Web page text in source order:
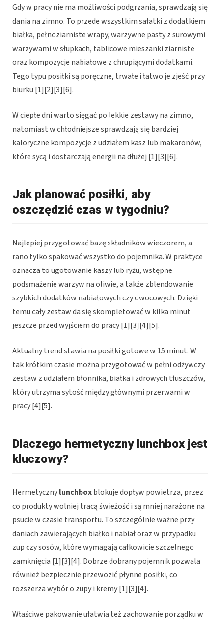
Gdy w pracy nie ma możliwości podgrzania, sprawdzają się
dania na zimno. To przede wszystkim sałatki z dodatkiem
białka, pełnoziarniste wrapy, warzywne pasty z surowymi
warzywami w słupkach, tablicowe mieszanki ziarniste
oraz kompozycje nabiałowe z chrupiącymi dodatkami.
Tego typu posiłki są poręczne, trwałe i łatwo je zjeść przy
biurku [1][2][3][6].
W ciepłe dni warto sięgać po lekkie zestawy na zimno,
natomiast w chłodniejsze sprawdzają się bardziej
kaloryczne kompozycje z udziałem kasz lub makaronów,
które sycą i dostarczają energii na dłużej [1][3][6].
Jak planować posiłki, aby
oszczędzić czas w tygodniu?
Najlepiej przygotować bazę składników wieczorem, a
rano tylko spakować wszystko do pojemnika. W praktyce
oznacza to ugotowanie kaszy lub ryżu, wstępne
podsmażenie warzyw na oliwie, a także zblendowanie
szybkich dodatków nabiałowych czy owocowych. Dzięki
temu cały zestaw da się skompletować w kilka minut
jeszcze przed wyjściem do pracy [1][3][4][5].
Aktualny trend stawia na posiłki gotowe w 15 minut. W
tak krótkim czasie można przygotować w pełni odżywczy
zestaw z udziałem błonnika, białka i zdrowych tłuszczów,
który utrzyma sytość między głównymi przerwami w
pracy [4][5].
Dlaczego hermetyczny lunchbox jest
kluczowy?
Hermetycznylunchboxblokuje dopływ powietrza, przez
co produkty wolniej tracą świeżość i są mniej narażone na
psucie w czasie transportu. To szczególnie ważne przy
daniach zawierających białko i nabiał oraz w przypadku
zup czy sosów, które wymagają całkowicie szczelnego
zamknięcia [1][3][4]. Dobrze dobrany pojemnik pozwala
również bezpiecznie przewozić płynne posiłki, co
rozszerza wybór o zupy i kremy [1][3][4].
Właściwe pakowanie ułatwia też zachowanie porządku w